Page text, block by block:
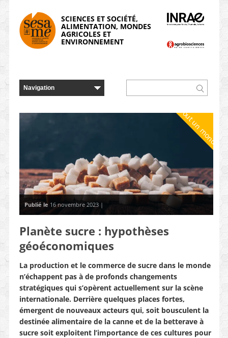
SCIENCES ET SOCIÉTÉ,
ALIMENTATION, MONDES
AGRICOLES ET
ENVIRONNEMENT
Tout un monde
Publié le 16 novembre 2023 |
Planète sucre : hypothèses
géoéconomiques
La production et le commerce de sucre dans le monde
n’échappent pas à de profonds changements
stratégiques qui s’opèrent actuellement sur la scène
internationale. Derrière quelques places fortes,
émergent de nouveaux acteurs qui, soit bousculent la
destinée alimentaire de la canne et de la betterave à
sucre soit exploitent l’importance de ces cultures pour